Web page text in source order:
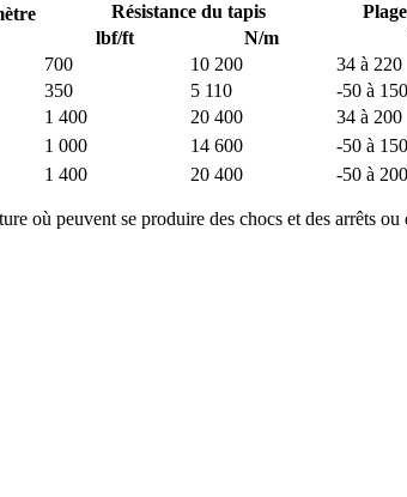
Résistance du tapis
lbf/ft
N/m
700 10 200 34 à 220
350 5 110 -50 à 150
1 400 20 400 34 à 200
1 000 14 600 -50 à 150
1 400 20 400 -50 à 200
où peuvent se produire des chocs et des arrêts